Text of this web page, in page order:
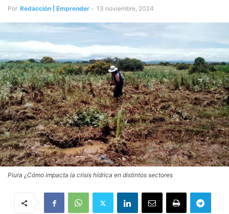
Por Redacción | Emprender - 13 noviembre, 2024
Piura ¿Cómo impacta la crisis hídrica en distintos sectores